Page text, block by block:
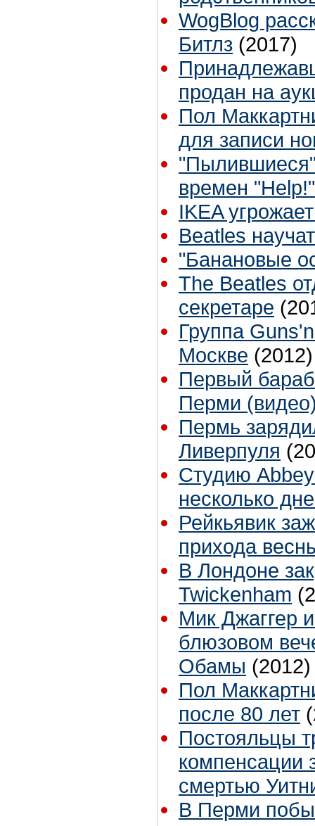
WogBlog
Битлз (2017)
продан на
Пол
для записи
времен
IKEA
Beatles
"Банановые
The Beatles
секретаре
Группа
Москве (2012)
Первый
Перми
Пермь
Ливерпуля
Студию
несколько
Рейкьявик
прихода
В Лондоне
Twickenham
Мик Джаггер
блюзовом
Обамы (2012)
Пол
после 80 лет
Постояльцы
компенсации
смертью
В Перми